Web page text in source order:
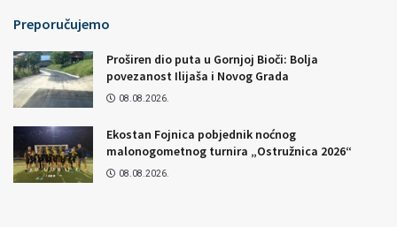
Preporučujemo
Proširen dio puta u Gornjoj Bioči: Bolja
povezanost Ilijaša i Novog Grada
08.08.2026.
Ekostan Fojnica pobjednik noćnog
malonogometnog turnira „Ostružnica 2026“
08.08.2026.